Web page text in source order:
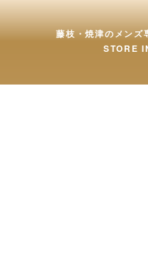
藤枝・焼津のメン
STORE